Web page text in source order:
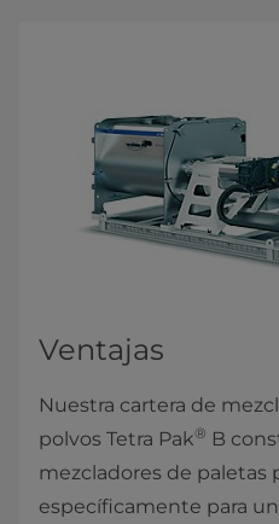
Ventajas
Nuestra cartera de
polvos Tetra Pak® B
mezcladores de paletas
específicamente para